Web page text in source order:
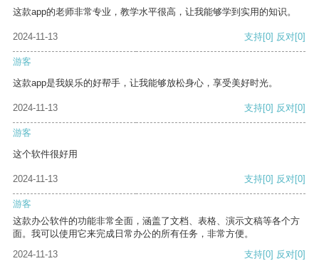
这款app的老师非常专业，教学水平很高，让我能够学到实用的知识。
2024-11-13 支持[0] 反对[0]
游客
这款app是我娱乐的好帮手，让我能够放松身心，享受美好时光。
2024-11-13 支持[0] 反对[0]
游客
这个软件很好用
2024-11-13 支持[0] 反对[0]
游客
这款办公软件的功能非常全面，涵盖了文档、表格、演示文稿等各个方
面。我可以使用它来完成日常办公的所有任务，非常方便。
2024-11-13
支持[0] 反对[0]